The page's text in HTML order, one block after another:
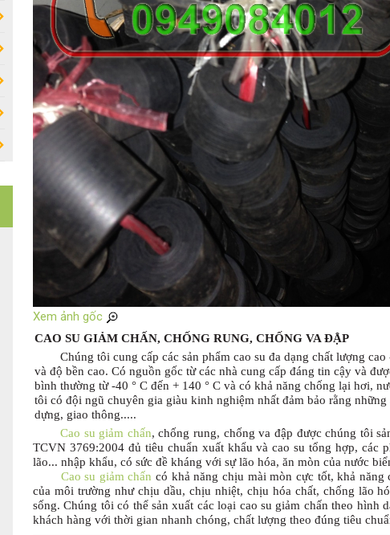
Xem ảnh gốc
CAO SU GIẢM CHẤN, CHỐNG RUNG, CHỐNG VA ĐẬP
Chúng tôi cung cấp các sản phẩm cao su đa dạng chất lượng
và độ bền cao.Có nguồn gốc từ các nhà cung cấp đáng tin cậy và
bình thường từ -40 ° C đến + 140 ° C và có khả năng chống lại hơi,
tôi có đội ngũ chuyên gia giàu kinh nghiệm nhất đảm bảo rằng
dựng, giao thông.....
Cao su giảm chấn, chống rung, chống va đập được chúng tôi
TCVN 3769:2004 đủ tiêu chuẩn xuất khẩu và cao su tổng hợp, các
lão... nhập khẩu, có sức đề kháng với sự lão hóa, ăn mòn của nước
Cao su giảm chấn có khả năng chịu mài mòn cực tốt, khả
của môi trường như chịu dầu, chịu nhiệt, chịu hóa chất, chống lão
sống. Chúng tôi có thể sản xuất các loại cao su giảm chấn theo
khách hàng với thời gian nhanh chóng, chất lượng theo đúng tiêu